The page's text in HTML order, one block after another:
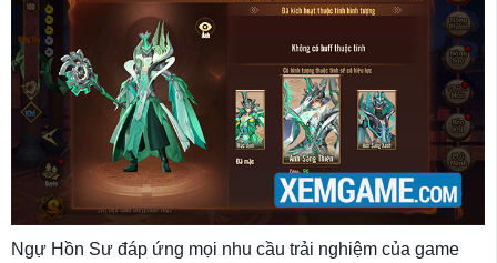
Ngự Hồn Sư đáp ứng mọi nhu cầu trải nghiệm của game